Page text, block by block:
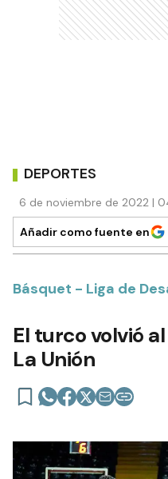
DEPORTES
6 de noviembre de 2022 |
Añadir como fuente en
Básquet - Liga de
El turco volvió
La Unión